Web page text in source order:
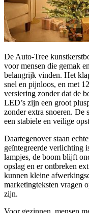
De Auto‑Tree
voor mensen die gemak
belangrijk vinden. Het
snel en pijnloos, en met
versiering zonder dat de
LED’s zijn een groot
zonder extra snoeren. De
een stabiele en veilige
Daartegenover staan
geïntegreerde verlichting
lampjes, de boom blijft
opslag en er ontbreken
kunnen kleine
marketingteksten vragen
zijn.
Voor gezinnen, mensen